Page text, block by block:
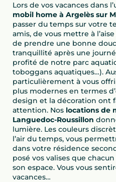
Lors de vos vacances dans
mobil home à Argelès sur
passer du temps sur votre
amis, de vous mettre à
de prendre une bonne
tranquillité après une
profité de notre parc
toboggans aquatiques…).
particulièrement à vous
plus modernes en termes
design et la décoration ont
attention. Nos locations de
Languedoc-Roussillon
lumière. Les couleurs
l’air du temps, vous
dans votre résidence
posé vos valises que
son espace. Vous vous
vacances…